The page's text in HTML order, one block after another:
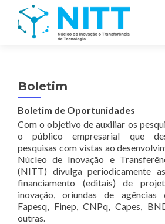
Boletim
Boletim de Oportunidades
Com o objetivo de auxiliar os
o público empresarial que
pesquisas com vistas ao
Núcleo de Inovação e
(NITT) divulga periodicamente
financiamento (editais) de
inovação, oriundas de
Fapesq, Finep, CNPq, Capes,
outras.